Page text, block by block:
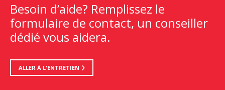
Besoin d’aide? Remplissez le
formulaire de contact, un conseiller
dédié vous aidera.
ALLER À L'ENTRETIEN